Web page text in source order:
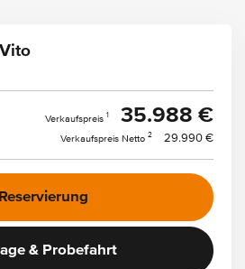
Verkaufspreis 1 35.988 €
Verkaufspreis Netto 2 29.990 €
Reservierung
& Probefahrt